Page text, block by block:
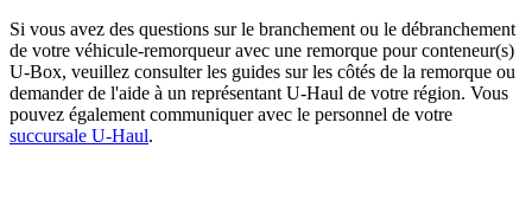
Si vous avez des questions sur le branchement ou le débranchement
de votre véhicule-remorqueur avec une remorque pour conteneur(s)
U-Box, veuillez consulter les guides sur les côtés de la remorque ou
demander de l'aide à un représentant U-Haul de votre région. Vous
pouvez également communiquer avec le personnel de votre
succursale U-Haul.